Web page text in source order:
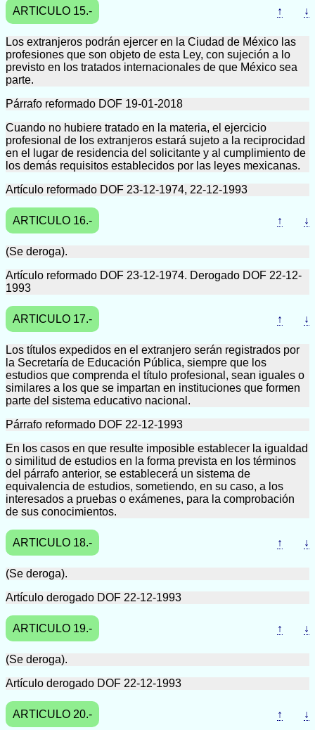
ARTICULO 15.- ↑ ↓
Los extranjeros podrán ejercer en la Ciudad de México las
profesiones que son objeto de esta Ley, con sujeción a lo
previsto en los tratados internacionales de que México sea
parte.
Párrafo reformado DOF 19-01-2018
Cuando no hubiere tratado en la materia, el ejercicio
profesional de los extranjeros estará sujeto a la reciprocidad
en el lugar de residencia del solicitante y al cumplimiento de
los demás requisitos establecidos por las leyes mexicanas.
Artículo reformado DOF 23-12-1974, 22-12-1993
ARTICULO 16.- ↑ ↓
(Se deroga).
Artículo reformado DOF 23-12-1974. Derogado DOF 22-12-
1993
ARTICULO 17.- ↑ ↓
Los títulos expedidos en el extranjero serán registrados por
la Secretaría de Educación Pública, siempre que los
estudios que comprenda el título profesional, sean iguales o
similares a los que se impartan en instituciones que formen
parte del sistema educativo nacional.
Párrafo reformado DOF 22-12-1993
En los casos en que resulte imposible establecer la igualdad
o similitud de estudios en la forma prevista en los términos
del párrafo anterior, se establecerá un sistema de
equivalencia de estudios, sometiendo, en su caso, a los
interesados a pruebas o exámenes, para la comprobación
de sus conocimientos.
ARTICULO 18.- ↑ ↓
(Se deroga).
Artículo derogado DOF 22-12-1993
ARTICULO 19.- ↑ ↓
(Se deroga).
Artículo derogado DOF 22-12-1993
ARTICULO 20.- ↑ ↓